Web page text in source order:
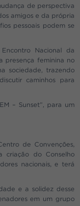
de perspectiva
amigos e da própria
pessoais podem se
Nacional da
presença feminina no
sociedade, trazendo
caminhos para
– Sunset”, para um
de Convenções,
criação do Conselho
nacionais, e terá
e a solidez desse
em um grupo